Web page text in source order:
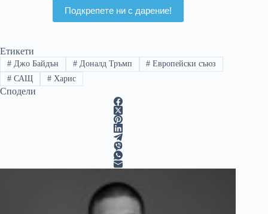
България, Чехия иПодкрепете ни с дарение!
Етикети
#Джо Байдън #Доналд Тръмп # Европейски съюз
#САЩ #Харис
Сподели